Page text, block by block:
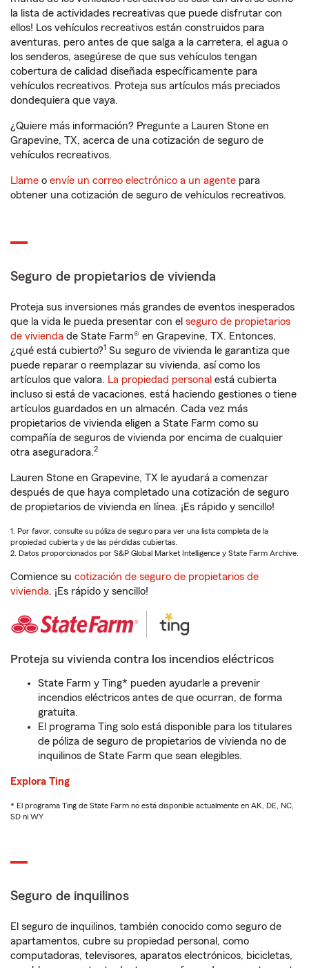
la lista de actividades recreativas que puede disfrutar con
ellos! Los vehículos recreativos están construidos para
aventuras, pero antes de que salga a la carretera, el agua o
los senderos, asegúrese de que sus vehículos tengan
cobertura de calidad diseñada específicamente para
vehículos recreativos. Proteja sus artículos más preciados
dondequiera que vaya.
¿Quiere más información? Pregunte a Lauren Stone en
Grapevine, TX, acerca de una cotización de seguro de
vehículos recreativos.
Llame o envíe un correo electrónico a un agente para
obtener una cotización de seguro de vehículos recreativos.
Seguro de propietarios de vivienda
Proteja sus inversiones más grandes de eventos inesperados
que la vida le pueda presentar con el seguro de propietarios
de vivienda de State Farm® en Grapevine, TX. Entonces,
¿qué está cubierto?1 Su seguro de vivienda le garantiza que
puede reparar o reemplazar su vivienda, así como los
artículos que valora. La propiedad personal está cubierta
incluso si está de vacaciones, está haciendo gestiones o tiene
artículos guardados en un almacén. Cada vez más
propietarios de vivienda eligen a State Farm como su
compañía de seguros de vivienda por encima de cualquier
otra aseguradora.2
Lauren Stone en Grapevine, TX le ayudará a comenzar
después de que haya completado una cotización de seguro
de propietarios de vivienda en línea. ¡Es rápido y sencillo!
1. Por favor, consulte su póliza de seguro para ver una lista completa de la
propiedad cubierta y de las pérdidas cubiertas.
2. Datos proporcionados por S&P Global Market Intelligence y State Farm Archive.
Comience su cotización de seguro de propietarios de
vivienda. ¡Es rápido y sencillo!
Proteja su vivienda contra los incendios eléctricos
State Farm y Ting* pueden ayudarle a prevenir
incendios eléctricos antes de que ocurran, de forma
gratuita.
El programa Ting solo está disponible para los titulares
de póliza de seguro de propietarios de vivienda no de
inquilinos de State Farm que sean elegibles.
Explora Ting
* El programa Ting de State Farm no está disponible actualmente en AK, DE, NC,
SD ni WY
Seguro de inquilinos
El seguro de inquilinos, también conocido como seguro de
apartamentos, cubre su propiedad personal, como
computadoras, televisores, aparatos electrónicos, bicicletas,